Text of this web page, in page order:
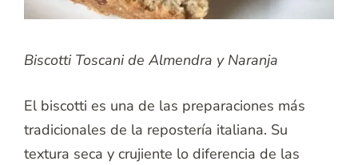
Biscotti Toscani de Almendra y Naranja
El biscotti es una de las preparaciones más
tradicionales de la repostería italiana. Su
textura seca y crujiente lo diferencia de las